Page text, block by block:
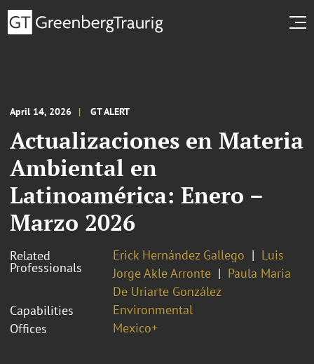
April 14, 2026 GT ALERT
Actualizaciones en Materia
Ambiental en
Latinoamérica: Enero –
Marzo 2026
Related
Professionals
Erick Hernández Gallego
Luis
Jorge Akle Arronte
Paula Maria
De Uriarte González
Capabilities
Environmental
Offices
Mexico+